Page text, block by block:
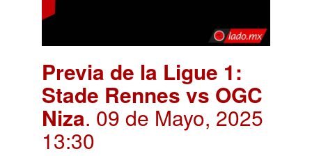
Previa de la Ligue 1:
Stade Rennes vs OGC
Niza. 09 de Mayo, 2025
13:30